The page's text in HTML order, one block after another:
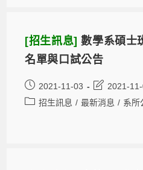
[招生訊息]數學系碩士
名單與口試公告
2021-11-03
2021-
招生訊息 / 最新消息 / 系所